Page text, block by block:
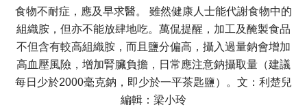
食物不耐症，應及早求醫。 雖然健康人士能代謝食物中的
組織胺，但亦不能放肆地吃。萬侃提醒，加工及醃製食品
不但含有較高組織胺，而且鹽分偏高，攝入過量鈉會增加
高血壓風險，增加腎臟負擔，日常應注意鈉攝取量（建議
每日少於2000毫克鈉，即少於一平茶匙鹽）。文：利楚兒
編輯：梁小玲